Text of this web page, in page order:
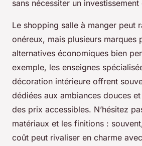
sans nécessiter un
Le shopping salle à manger peut
onéreux, mais plusieurs marques
alternatives économiques bien
exemple, les enseignes
décoration intérieure offrent
dédiées aux ambiances douces
des prix accessibles. N’hésitez
matériaux et les finitions :
coût peut rivaliser en charme